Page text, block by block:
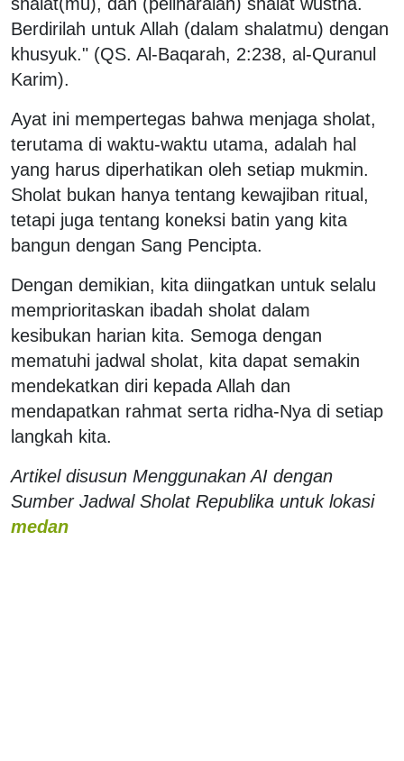
Berdirilah untuk Allah (dalam shalatmu) dengan
khusyuk." (QS. Al-Baqarah, 2:238, al-Quranul
Karim).
Ayat ini mempertegas bahwa menjaga sholat,
terutama di waktu-waktu utama, adalah hal
yang harus diperhatikan oleh setiap mukmin.
Sholat bukan hanya tentang kewajiban ritual,
tetapi juga tentang koneksi batin yang kita
bangun dengan Sang Pencipta.
Dengan demikian, kita diingatkan untuk selalu
memprioritaskan ibadah sholat dalam
kesibukan harian kita. Semoga dengan
mematuhi jadwal sholat, kita dapat semakin
mendekatkan diri kepada Allah dan
mendapatkan rahmat serta ridha-Nya di setiap
langkah kita.
Artikel disusun Menggunakan AI dengan
Sumber Jadwal Sholat Republika untuk lokasi
medan